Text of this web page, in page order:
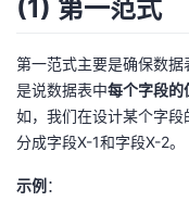
(1) 第一范式
第一范式主要是确保数据
是说数据表中每个字段的
如，我们在设计某个字
分成字段X-1和字段X-2。
示例 ：